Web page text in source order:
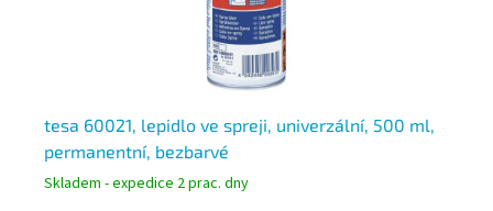
tesa 60021, lepidlo ve spreji, univerzální, 500 ml,
permanentní, bezbarvé
Skladem - expedice 2 prac. dny